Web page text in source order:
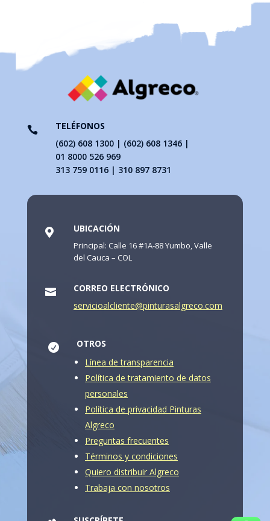

TELÉFONOS
(602) 608 1300 | (602) 608 1346 |
01 8000 526 969
313 759 0116 | 310 897 8731
 UBICACIÓN
Principal: Calle 16 #1A-88 Yumbo, Valle
del Cauca – COL

CORREO ELECTRÓNICO
servicioalcliente@pinturasalgreco.com

OTROS
Línea de transparencia
Política de tratamiento de datos
personales
Política de privacidad Pinturas
Algreco
Preguntas frecuentes
Términos y condiciones
Quiero distribuir Algreco
Trabaja con nosotros